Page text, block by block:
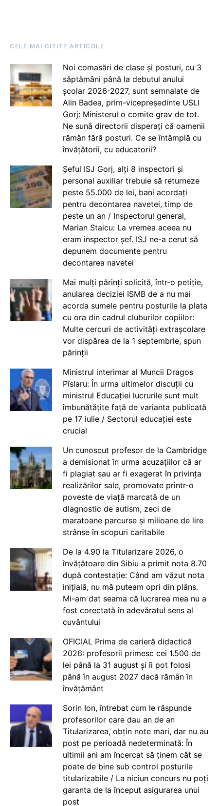
CELE MAI CITITE ARTICOLE
Noi comasări de clase și posturi, cu 3
săptămâni până la debutul anului
școlar 2026-2027, sunt semnalate de
Alin Badea, prim-vicepreședinte USLI
Gorj: Ministerul o comite grav de tot.
Ne sună directorii disperați că oamenii
rămân fără posturi. Ce se întâmplă cu
învățătorii, cu educatorii?
Șeful ISJ Gorj, alți 8 inspectori și
personal auxiliar trebuie să returneze
peste 55.000 de lei, bani acordați
pentru decontarea navetei, timp de
peste un an / Inspectorul general,
Marian Staicu: La vremea aceea nu
eram inspector șef. ISJ ne-a cerut să
depunem documente pentru
decontarea navetei
Mai mulți părinți solicită, într-o petiție,
anularea deciziei ISMB de a nu mai
acorda sumele pentru posturile la plata
cu ora din cadrul cluburilor copiilor:
Multe cercuri de activități extrașcolare
vor dispărea de la 1 septembrie, spun
părinții
Ministrul interimar al Muncii Dragos
Pîslaru: În urma ultimelor discuții cu
ministrul Educației lucrurile sunt mult
îmbunătățite față de varianta publicată
pe 17 iulie / Sectorul educației este
crucial
Un cunoscut profesor de la Cambridge
a demisionat în urma acuzațiilor că ar
fi plagiat sau ar fi exagerat în privința
realizărilor sale, promovate printr-o
poveste de viață marcată de un
diagnostic de autism, zeci de
maratoane parcurse și milioane de lire
strânse în scopuri caritabile
De la 4.90 la Titularizare 2026, o
învățătoare din Sibiu a primit nota 8.70
după contestație: Când am văzut nota
inițială, nu mă puteam opri din plâns.
Mi-am dat seama că lucrarea mea nu a
fost corectată în adevăratul sens al
cuvântului
OFICIAL Prima de carieră didactică
2026: profesorii primesc cei 1.500 de
lei până la 31 august și îi pot folosi
până în august 2027 dacă rămân în
învățământ
Sorin Ion, întrebat cum le răspunde
profesorilor care dau an de an
Titularizarea, obțin note mari, dar nu au
post pe perioadă nedeterminată: În
ultimii ani am încercat să ținem cât se
poate de bine sub control posturile
titularizabile / La niciun concurs nu poți
garanta de la început asigurarea unui
post